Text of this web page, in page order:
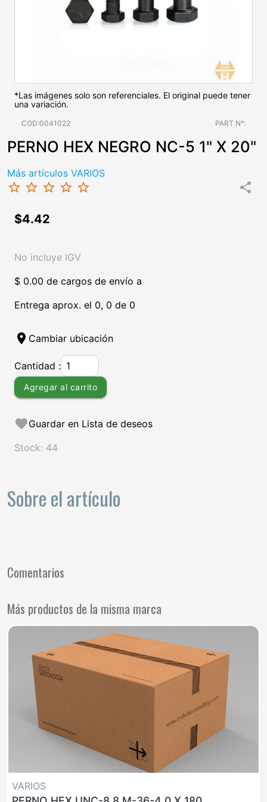
*Las imágenes solo son referenciales. El original puede tener
una variación.
COD:0041022 PART N°:
PERNO HEX NEGRO NC-5 1" X 20"
Más artículos VARIOS
star_border star_border star_border star_border star_border share
$4.42
No incluye IGV
$ 0.00 de cargos de envío a
Entrega aprox. el 0, 0 de 0
location_on Cambiar ubicación
Cantidad :
Agregar al carrito
favoriteGuardar en Lista de deseos
Stock: 44
Sobre el artículo
Comentarios
Más productos de la misma marca
VARIOS